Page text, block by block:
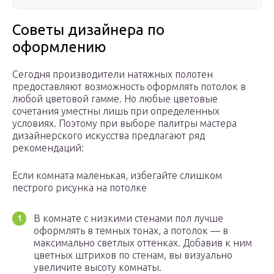
Советы дизайнера по
оформлению
Сегодня производители натяжных полотен
предоставляют возможность оформлять потолок в
любой цветовой гамме. Но любые цветовые
сочетания уместны лишь при определенных
условиях. Поэтому при выборе палитры мастера
дизайнерского искусства предлагают ряд
рекомендаций:
Если комната маленькая, избегайте слишком
пестрого рисунка на потолке
В комнате с низкими стенами пол лучше
оформлять в темных тонах, а потолок — в
максимально светлых оттенках. Добавив к ним
цветных штрихов по стенам, вы визуально
увеличите высоту комнаты.